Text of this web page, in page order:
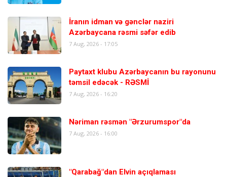
İranın idman və gənclər naziri
Azərbaycana rəsmi səfər edib
7 Aug, 2026 - 17:05
Paytaxt klubu Azərbaycanın bu rayonunu
təmsil edəcək - RƏSMİ
7 Aug, 2026 - 16:20
Nəriman rəsmən "Ərzurumspor"da
7 Aug, 2026 - 16:00
"Qarabağ"dan Elvin açıqlaması